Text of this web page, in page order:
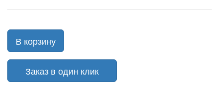
В корзину
Заказ в один клик